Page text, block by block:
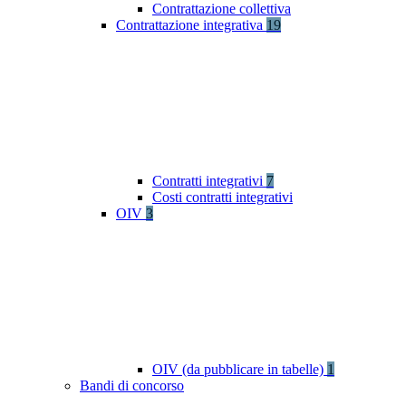
Contrattazione collettiva
Contrattazione integrativa 19
Contratti integrativi 7
Costi contratti integrativi
OIV 3
OIV (da pubblicare in tabelle) 1
Bandi di concorso